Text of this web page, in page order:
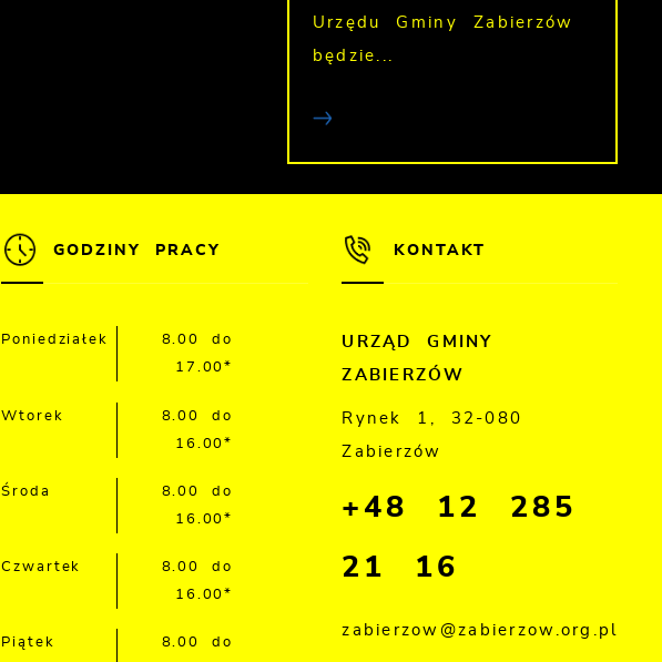
Urzędu Gminy Zabierzów
będzie...
GODZINY PRACY
Poniedziałek
8.00 do
17.00*
Wtorek
8.00 do
16.00*
Środa
8.00 do
16.00*
Czwartek
8.00 do
16.00*
Piątek
8.00 do
KONTAKT
URZĄD GMINY
ZABIERZÓW
Rynek 1, 32-080
Zabierzów
+48 12 285
21 16
zabierzow@zabierzow.org.pl